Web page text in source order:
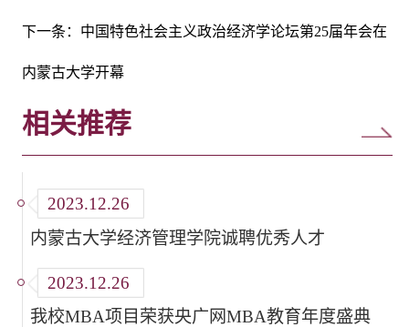
下一条： 中国特色社会主义政治经济学论坛第25届年会在
内蒙古大学开幕
相关推荐
2023.12.26
内蒙古大学经济管理学院诚聘优秀人才
2023.12.26
我校MBA项目荣获央广网MBA教育年度盛典